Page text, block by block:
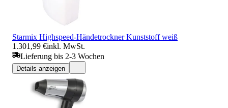
Starmix Highspeed-Händetrockner Kunststoff weiß
1.301,99 €inkl. MwSt.
Lieferung bis 2-3 Wochen
Details anzeigen